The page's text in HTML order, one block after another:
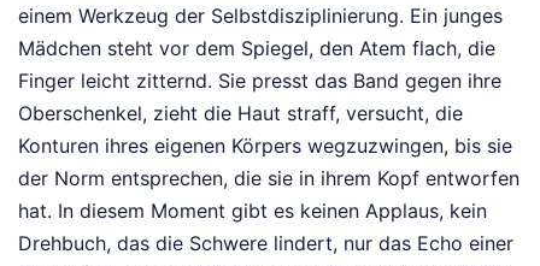
einem Werkzeug der Selbstdisziplinierung. Ein junges
Mädchen steht vor dem Spiegel, den Atem flach, die
Finger leicht zitternd. Sie presst das Band gegen ihre
Oberschenkel, zieht die Haut straff, versucht, die
Konturen ihres eigenen Körpers wegzuzwingen, bis sie
der Norm entsprechen, die sie in ihrem Kopf entworfen
hat. In diesem Moment gibt es keinen Applaus, kein
Drehbuch, das die Schwere lindert, nur das Echo einer